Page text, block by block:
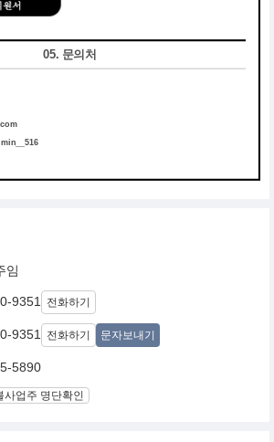
05. 문의처
임
9351 전화하기
9351 전화하기 문자보내기
5890
사업주 명단확인